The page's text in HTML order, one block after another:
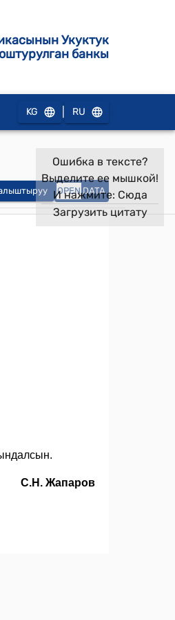
Укуктук
банкы
KG RU
OPEN DATA
Ошибка в тексте?
Выделите ее мышкой!
И нажмите: Сюда
Загрузить цитату